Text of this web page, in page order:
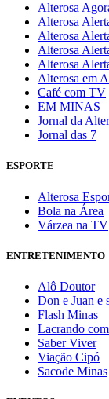
Alterosa
Alterosa
Alterosa
Alterosa
Alterosa
Alterosa em
Café com TV
EM MINAS
Jornal da
Jornal das 7
ESPORTE
Alterosa
Bola na Área
Várzea na TV
ENTRETENIMENTO
Alô Doutor
Don e Juan e
Flash Minas
Lacrando
Saber Viver
Viação Cipó
Sacode Minas